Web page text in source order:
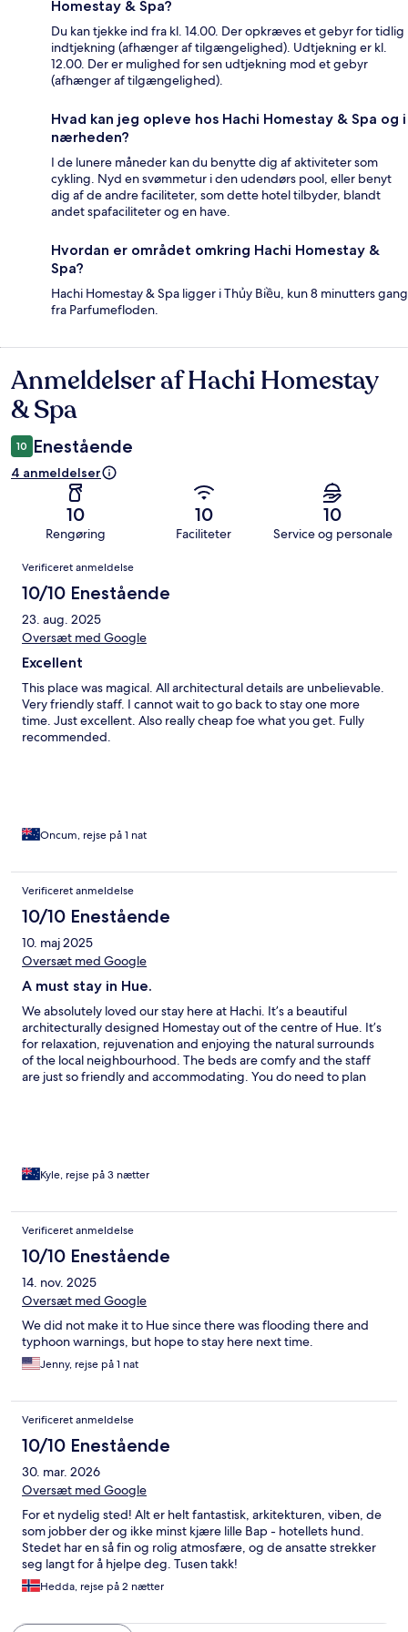
Homestay & Spa?
Du kan tjekke ind fra kl. 14.00. Der opkræves et gebyr for tidlig
indtjekning (afhænger af tilgængelighed). Udtjekning er kl.
12.00. Der er mulighed for sen udtjekning mod et gebyr
(afhænger af tilgængelighed).
Hvad kan jeg opleve hos Hachi Homestay & Spa og i
nærheden?
I de lunere måneder kan du benytte dig af aktiviteter som
cykling. Nyd en svømmetur i den udendørs pool, eller benyt
dig af de andre faciliteter, som dette hotel tilbyder, blandt
andet spafaciliteter og en have.
Hvordan er området omkring Hachi Homestay &
Spa?
Hachi Homestay & Spa ligger i Thủy Biều, kun 8 minutters gang
fra Parfumefloden.
Anmeldelser
Anmeldelser af Hachi Homestay
& Spa
10 Enestående
4 anmeldelser
10
Rengøring
10
Faciliteter
10
Service og personale
Anmeldelser
Verificeret anmeldelse
10/10 Enestående
23. aug. 2025
Oversæt med Google
Excellent
This place was magical. All architectural details are unbelievable.
Very friendly staff. I cannot wait to go back to stay one more
time. Just excellent. Also really cheap foe what you get. Fully
recommended.
Oncum, rejse på 1 nat
Verificeret anmeldelse
10/10 Enestående
10. maj 2025
Oversæt med Google
A must stay in Hue.
We absolutely loved our stay here at Hachi. It’s a beautiful
architecturally designed Homestay out of the centre of Hue. It’s
for relaxation, rejuvenation and enjoying the natural surrounds
of the local neighbourhood. The beds are comfy and the staff
are just so friendly and accommodating. You do need to plan
Kyle, rejse på 3 nætter
Verificeret anmeldelse
10/10 Enestående
14. nov. 2025
Oversæt med Google
We did not make it to Hue since there was flooding there and
typhoon warnings, but hope to stay here next time.
Jenny, rejse på 1 nat
Verificeret anmeldelse
10/10 Enestående
30. mar. 2026
Oversæt med Google
For et nydelig sted! Alt er helt fantastisk, arkitekturen, viben, de
som jobber der og ikke minst kjære lille Bap - hotellets hund.
Stedet har en så fin og rolig atmosfære, og de ansatte strekker
seg langt for å hjelpe deg. Tusen takk!
Hedda, rejse på 2 nætter